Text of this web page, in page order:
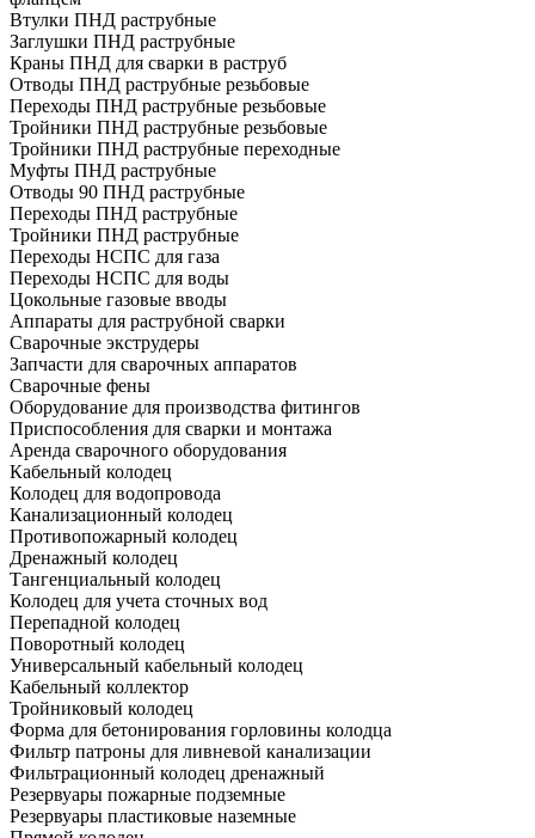
Втулки ПНД раструбные
Заглушки ПНД раструбные
Краны ПНД для сварки в раструб
Отводы ПНД раструбные резьбовые
Переходы ПНД раструбные резьбовые
Тройники ПНД раструбные резьбовые
Тройники ПНД раструбные переходные
Муфты ПНД раструбные
Отводы 90 ПНД раструбные
Переходы ПНД раструбные
Тройники ПНД раструбные
Переходы НСПС для газа
Переходы НСПС для воды
Цокольные газовые вводы
Аппараты для раструбной сварки
Сварочные экструдеры
Запчасти для сварочных аппаратов
Сварочные фены
Оборудование для производства фитингов
Приспособления для сварки и монтажа
Аренда сварочного оборудования
Кабельный колодец
Колодец для водопровода
Канализационный колодец
Противопожарный колодец
Дренажный колодец
Тангенциальный колодец
Колодец для учета сточных вод
Перепадной колодец
Поворотный колодец
Универсальный кабельный колодец
Кабельный коллектор
Тройниковый колодец
Форма для бетонирования горловины колодца
Фильтр патроны для ливневой канализации
Фильтрационный колодец дренажный
Резервуары пожарные подземные
Резервуары пластиковые наземные